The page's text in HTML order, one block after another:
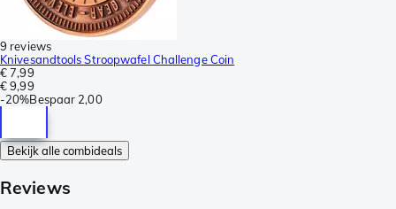
9 reviews
Knivesandtools Stroopwafel Challenge Coin
€ 7,99
€ 9,99
-20%Bespaar 2,00
Bekijk alle combideals
Reviews